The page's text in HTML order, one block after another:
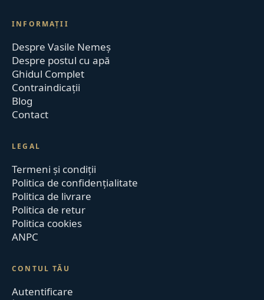
INFORMAȚII
Despre Vasile Nemeș
Despre postul cu apă
Ghidul Complet
Contraindicații
Blog
Contact
LEGAL
Termeni și condiții
Politica de confidențialitate
Politica de livrare
Politica de retur
Politica cookies
ANPC
CONTUL TĂU
Autentificare